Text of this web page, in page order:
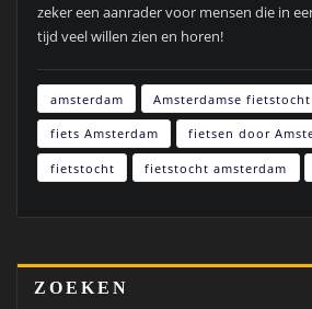
zeker een aanrader voor mensen die in
tijd veel willen zien en horen!
amsterdam Amsterdamse fietstocht
fiets Amsterdam fietsen door
fietstocht fietstocht amsterdam
ZOEKEN